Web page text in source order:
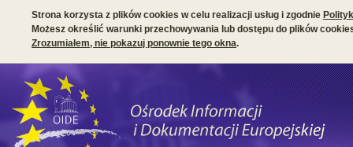
Strona korzysta z plików cookies w celu realizacji usług i zgodnie
Możesz określić warunki przechowywania lub dostępu do plików
Zrozumiałem, nie pokazuj ponownie tego okna.